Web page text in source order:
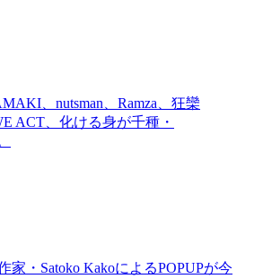
、nutsman、Ramza、狂欒
ACT、化ける身が千種・
家・Satoko KakoによるPOPUPが今